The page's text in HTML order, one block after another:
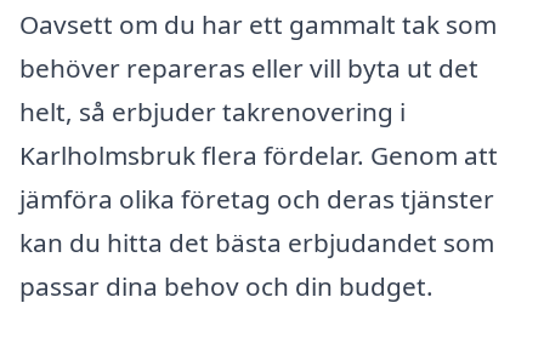
Oavsett om du har ett gammalt tak som
behöver repareras eller vill byta ut det
helt, så erbjuder takrenovering i
Karlholmsbruk flera fördelar. Genom att
jämföra olika företag och deras tjänster
kan du hitta det bästa erbjudandet som
passar dina behov och din budget.